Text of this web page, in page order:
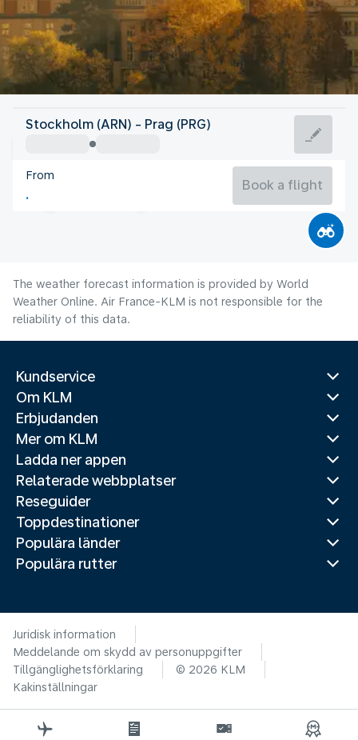
Czech Rep
Prague
Czech Rep
Stockholm (ARN) - Prag (PRG)
From
Book a flight
The weather forecast information is provided by World
Weather Online. Air France-KLM is not responsible for the
reliability of this data.
Kundservice
Om KLM
Erbjudanden
Mer om KLM
Ladda ner appen
Relaterade webbplatser
Reseguider
Toppdestinationer
Populära länder
Populära rutter
Juridisk information
Meddelande om skydd av personuppgifter
Tillgänglighetsförklaring
© 2026 KLM
Kakinställningar